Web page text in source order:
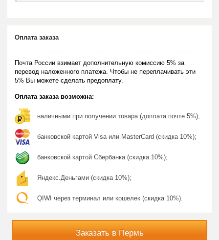
Оплата заказа
Почта России взимает дополнительную комиссию 5% за
перевод наложенного платежа. Чтобы не переплачивать эти
5% Вы можете сделать предоплату.
Оплата заказа возможна:
наличными при получении товара (доплата почте 5%);
банковской картой Visa или MasterCard (скидка 10%);
банковской картой Сбербанка (скидка 10%);
Яндекс.Деньгами (скидка 10%);
QIWI через терминал или кошелек (скидка 10%).
Заказать в Пермь